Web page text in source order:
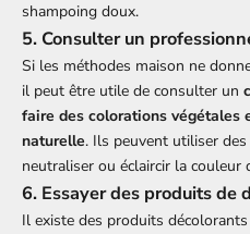
shampoing doux.
5. Consulter un
Si les méthodes maison ne
il peut être utile de consulter un
faire des colorations végétales
naturelle. Ils peuvent utiliser
neutraliser ou éclaircir la couleur
6. Essayer des produits de
Il existe des produits